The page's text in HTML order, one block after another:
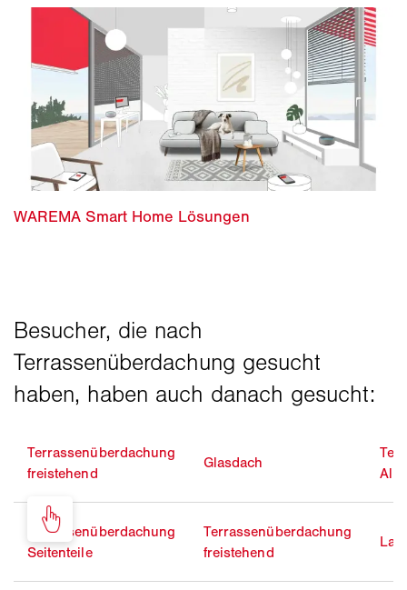
Terrassenüberdachung
freistehend
Glasdach
Alu
Terrassenüberdachung
Seitenteile
Terrassenüberdachung
freistehend